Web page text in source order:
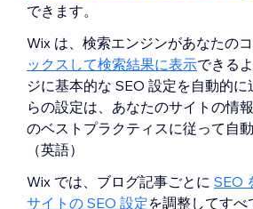
できます。
Wix は、検索エンジンがあなたの
ックスして検索結果に表示できる
ジに基本的な SEO 設定を自動的
らの設定は、あなたのサイトの情
のベストプラクティスに従って自
（英語）
Wix では、ブログ記事ごとに SEO
サイトの SEO 設定を調整してす